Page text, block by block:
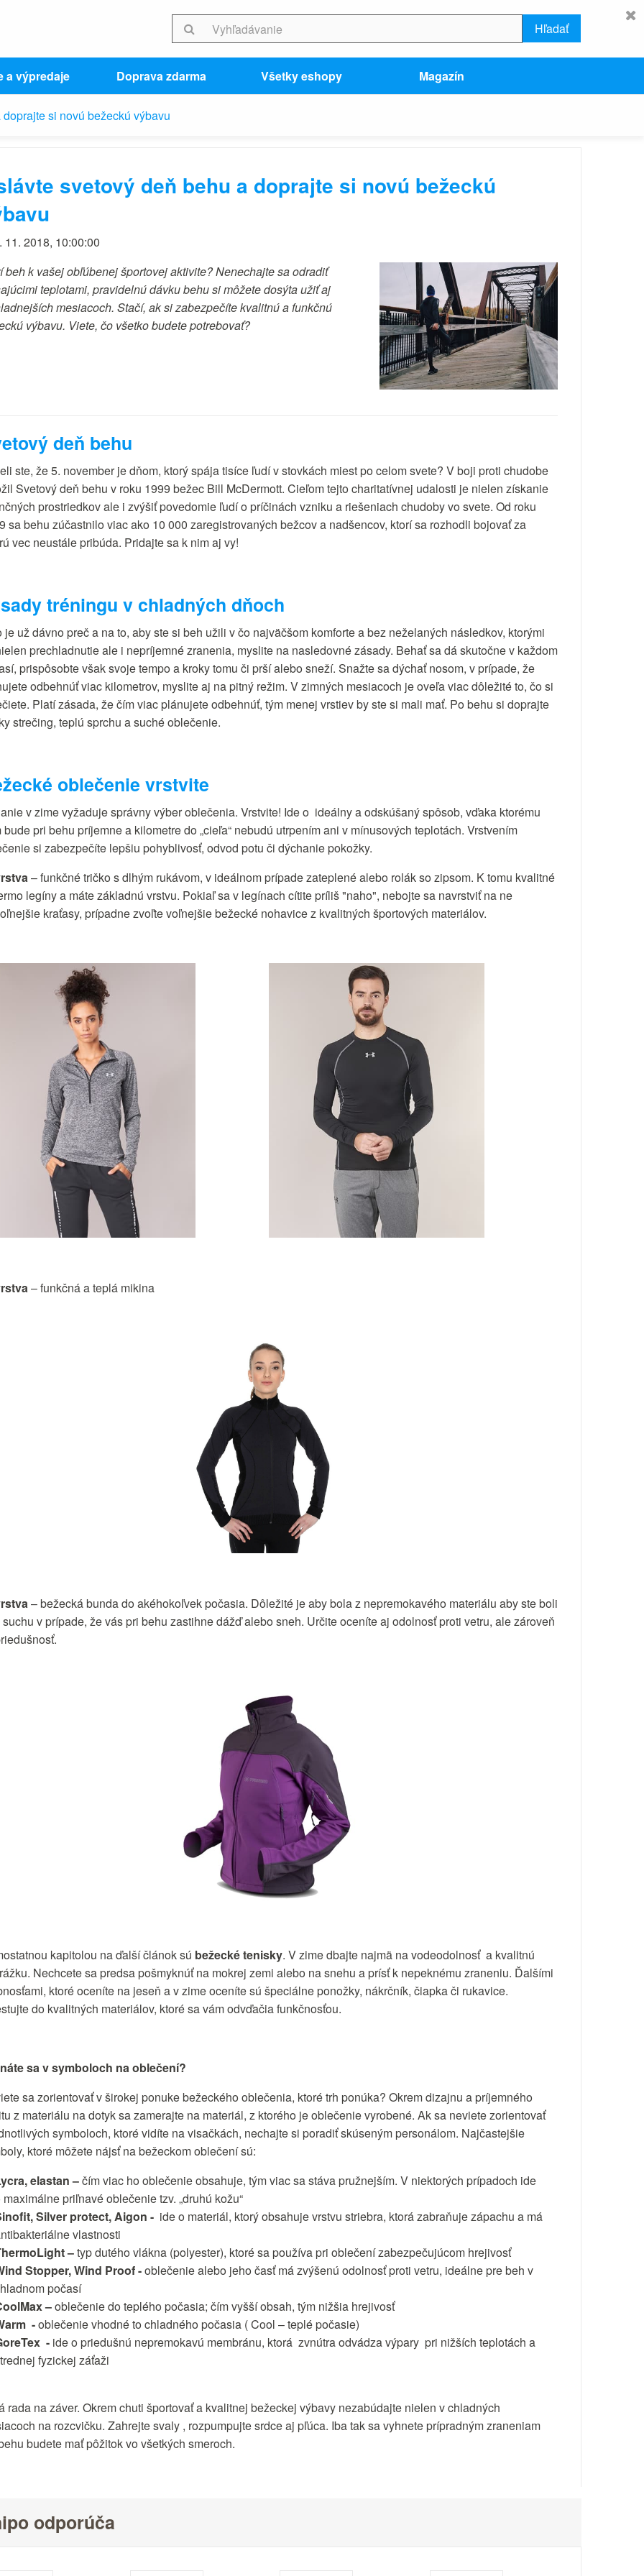
Hľadať
a výpredaje Doprava zdarma Všetky eshopy Magazín
si novú bežeckú výbavu
svetový deň behu a doprajte si novú bežeckú
2018, 10:00:00
beh k vašej obľúbenej športovej aktivite? Nenechajte sa odradiť
teplotami, pravidelnú dávku behu si môžete dosýta užiť aj
mesiacoch. Stačí, ak si zabezpečíte kvalitnú a funkčnú
výbavu. Viete, čo všetko budete potrebovať?
deň behu
ste, že 5. november je dňom, ktorý spája tisíce ľudí v stovkách miest po celom svete? V boji proti chudobe
Svetový deň behu v roku 1999 bežec Bill McDermott. Cieľom tejto charitatívnej udalosti je nielen získanie
prostriedkov ale i zvýšiť povedomie ľudí o príčinách vzniku a riešeniach chudoby vo svete. Od roku
sa behu zúčastnilo viac ako 10 000 zaregistrovaných bežcov a nadšencov, ktorí sa rozhodli bojovať za
vec neustále pribúda. Pridajte sa k nim aj vy!
tréningu v chladných dňoch
je už dávno preč a na to, aby ste si beh užili v čo najväčšom komforte a bez neželaných následkov, ktorými
prechladnutie ale i nepríjemné zranenia, myslite na nasledovné zásady. Behať sa dá skutočne v každom
prispôsobte však svoje tempo a kroky tomu či prší alebo sneží. Snažte sa dýchať nosom, v prípade, že
odbehnúť viac kilometrov, myslite aj na pitný režim. V zimných mesiacoch je oveľa viac dôležité to, čo si
Platí zásada, že čím viac plánujete odbehnúť, tým menej vrstiev by ste si mali mať. Po behu si doprajte
strečing, teplú sprchu a suché oblečenie.
oblečenie vrstvite
v zime vyžaduje správny výber oblečenia. Vrstvite! Ide o ideálny a odskúšaný spôsob, vďaka ktorému
bude pri behu príjemne a kilometre do „cieľa“ nebudú utrpením ani v mínusových teplotách. Vrstvením
si zabezpečíte lepšiu pohyblivosť, odvod potu či dýchanie pokožky.
– funkčné tričko s dlhým rukávom, v ideálnom prípade zateplené alebo rolák so zipsom. K tomu kvalitné
legíny a máte základnú vrstvu. Pokiaľ sa v legínach cítite príliš "naho", nebojte sa navrstviť na ne
kraťasy, prípadne zvoľte voľnejšie bežecké nohavice z kvalitných športových materiálov.
– funkčná a teplá mikina
– bežecká bunda do akéhokoľvek počasia. Dôležité je aby bola z nepremokavého materiálu aby ste boli
suchu v prípade, že vás pri behu zastihne dážď alebo sneh. Určite oceníte aj odolnosť proti vetru, ale zároveň
kapitolou na ďalší článok sú bežecké tenisky. V zime dbajte najmä na vodeodolnosť a kvalitnú
Nechcete sa predsa pošmyknúť na mokrej zemi alebo na snehu a prísť k nepeknému zraneniu. Ďalšími
ktoré oceníte na jeseň a v zime oceníte sú špeciálne ponožky, nákrčník, čiapka či rukavice.
do kvalitných materiálov, ktoré sa vám odvďačia funkčnosťou.
sa v symboloch na oblečení?
sa zorientovať v širokej ponuke bežeckého oblečenia, ktoré trh ponúka? Okrem dizajnu a príjemného
z materiálu na dotyk sa zamerajte na materiál, z ktorého je oblečenie vyrobené. Ak sa neviete zorientovať
symboloch, ktoré vidíte na visačkách, nechajte si poradiť skúseným personálom. Najčastejšie
ktoré môžete nájsť na bežeckom oblečení sú:
elastan –čím viac ho oblečenie obsahuje, tým viac sa stáva pružnejším. V niektorých prípadoch ide
maximálne priľnavé oblečenie tzv. „druhú kožu“
Silver protect, Aigon - ide o materiál, ktorý obsahuje vrstvu striebra, ktorá zabraňuje zápachu a má
vlastnosti
–typ dutého vlákna (polyester), ktoré sa používa pri oblečení zabezpečujúcom hrejivosť
Stopper, Wind Proof -oblečenie alebo jeho časť má zvýšenú odolnosť proti vetru, ideálne pre beh v
počasí
–oblečenie do teplého počasia; čím vyšší obsah, tým nižšia hrejivosť
-oblečenie vhodné to chladného počasia ( Cool – teplé počasie)
- ide o priedušnú nepremokavú membránu, ktorá zvnútra odvádza výpary pri nižších teplotách a
fyzickej záťaži
rada na záver. Okrem chuti športovať a kvalitnej bežeckej výbavy nezabúdajte nielen v chladných
na rozcvičku. Zahrejte svaly , rozpumpujte srdce aj pľúca. Iba tak sa vyhnete prípradným zraneniam
budete mať pôžitok vo všetkých smeroch.
odporúča